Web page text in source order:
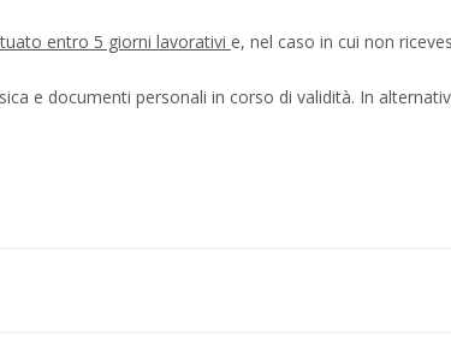
entro 5 giorni lavorativi e, nel caso in cui non
e documenti personali in corso di validità. In